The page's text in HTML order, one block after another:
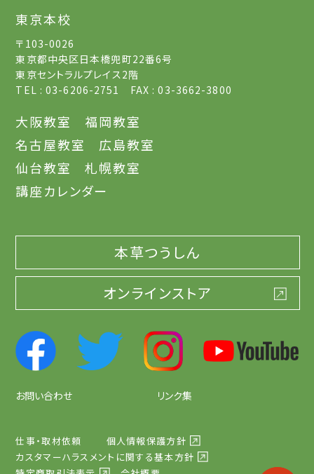
東京本校
〒103-0026
東京都中央区日本橋兜町22番6号
東京セントラルプレイス2階
TEL : 03-6206-2751 FAX : 03-3662-3800
大阪教室
福岡教室
名古屋教室
広島教室
仙台教室
札幌教室
講座カレンダー
本草つうしん
オンラインストア
お問い合わせ リンク集
仕事・取材依頼
個人情報保護方針
カスタマーハラスメントに関する基本方針